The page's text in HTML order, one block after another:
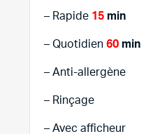
– Rapide 15 min
– Quotidien 60 min
– Anti-allergène
– Rinçage
– Avec afficheur